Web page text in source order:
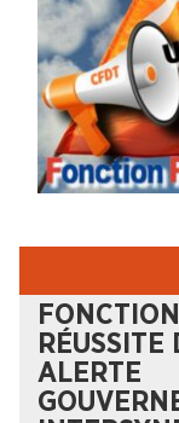
RÉUSSITE